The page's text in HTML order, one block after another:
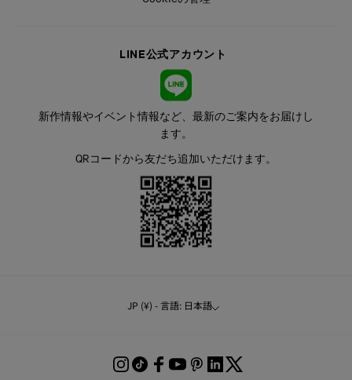
LINE公式アカウント
新作情報やイベント情報など、最新のご案内をお届けし
ます。
QRコードから友だち追加いただけます。
JP (¥) - 言語: 日本語